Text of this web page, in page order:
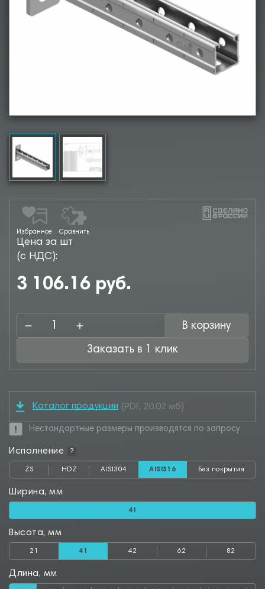
Избранное Сравнить
Цена за шт
(с НДС):
3 106.16 руб.
В корзину
Заказать в 1 клик
Каталог продукции (PDF, 20.02 мб)
Нестандартные размеры производятся по запросу
Исполнение ?
ZS HDZ AISI304 AISI316 Без покрытия
Ширина, мм
41
Высота, мм
21 41 42 62 82
Длина, мм